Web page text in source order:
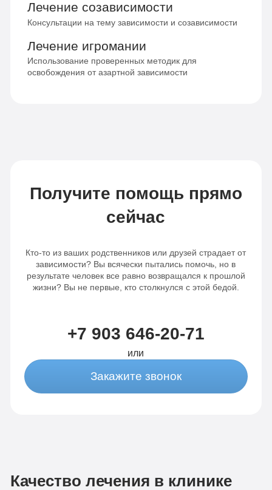
Лечение созависимости
Консультации на тему зависимости и созависимости
Лечение игромании
Использование проверенных методик для
освобождения от азартной зависимости
Получите помощь прямо
сейчас
Кто-то из ваших родственников или друзей страдает от
зависимости? Вы всячески пытались помочь, но в
результате человек все равно возвращался к прошлой
жизни? Вы не первые, кто столкнулся с этой бедой.
+7 903 646-20-71
или
Закажите звонок
Качество лечения в клинике